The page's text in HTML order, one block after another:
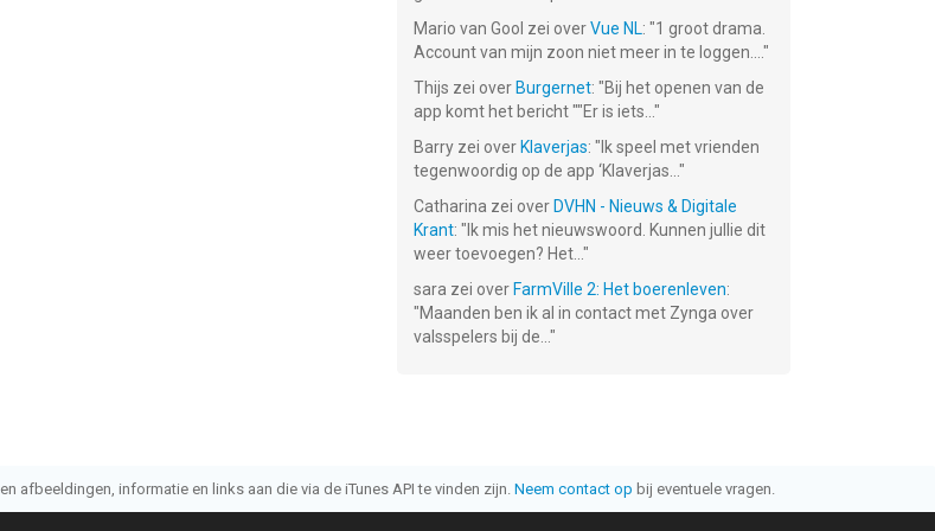
Mario van Gool zei overVue NL: "1 groot drama.
Account van mijn zoon niet meer in te loggen.... "
Thijs zei over Burgernet: "Bij het openen van de
app komt het bericht ""Er is iets... "
Barry zei over Klaverjas: " Ik speel met vrienden
tegenwoordig op de app ‘Klaverjas... "
Catharina zei over DVHN - Nieuws & Digitale
Krant: " Ik mis het nieuwswoord. Kunnen jullie dit
weer toevoegen? Het... "
sara zei over FarmVille 2: Het boerenleven:
"Maanden ben ik al in contact met Zynga over
valsspelers bij de... "
afbeeldingen, informatie en links aan die via de iTunes API te vinden zijn.Neem contact op bij eventuele vragen.